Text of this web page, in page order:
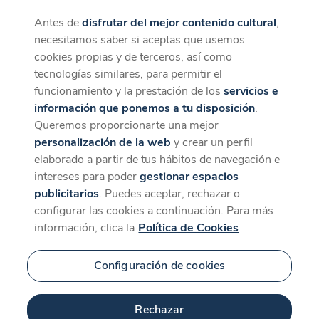
CaixaForum+
La mejor experiencia desde la App
Descargar
Antes dedisfrutar del mejor contenido cultural,
necesitamos saber si aceptas que usemos
cookies propias y de terceros, así como
tecnologías similares, para permitir el
funcionamiento y la prestación de losservicios e
información que ponemos a tu disposición.
Queremos proporcionarte una mejor
personalización de la web y crear un perfil
elaborado a partir de tus hábitos de navegación e
intereses para podergestionar espacios
publicitarios. Puedes aceptar, rechazar o
configurar las cookies a continuación. Para más
información, clica la Política de Cookies
Configuración de cookies
Rechazar